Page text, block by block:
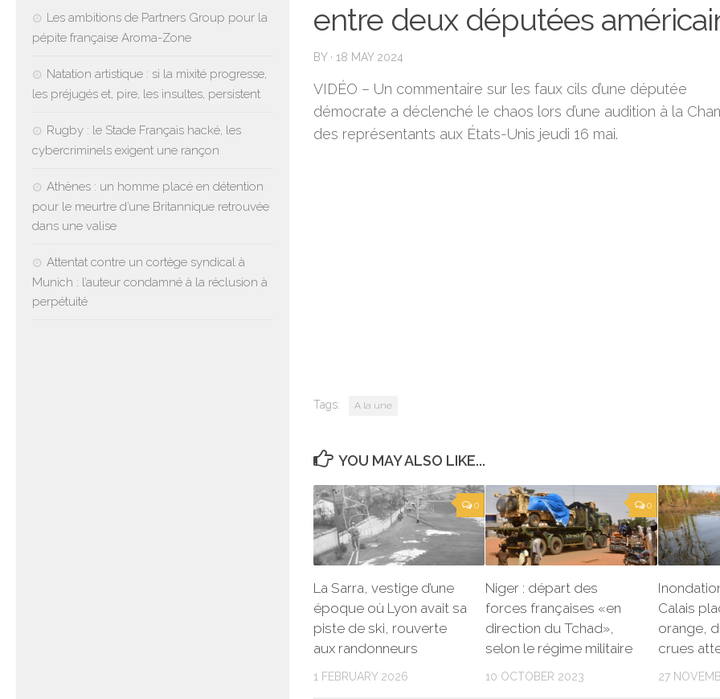
entre deux députées
BY · 18 MAY 2024
VIDÉO – Un commentaire sur les faux cils d’une députée
démocrate a déclenché le chaos lors d’une audition à la
des représentants aux États-Unis jeudi 16 mai.
Tags: A la une
YOU MAY ALSO LIKE...
0
La Sarra, vestige d’une
époque où Lyon avait sa
piste de ski, rouverte
aux randonneurs
1 FEBRUARY 2026
0
Niger : départ des
forces françaises «en
direction du Tchad»,
selon le régime militaire
10 OCTOBER 2023
Calais
orange,
crues
27
Les ambitions de Partners Group pour la
pépite française Aroma-Zone
Natation artistique : si la mixité progresse,
les préjugés et, pire, les insultes, persistent
Rugby : le Stade Français hacké, les
cybercriminels exigent une rançon
Athènes : un homme placé en détention
pour le meurtre d’une Britannique retrouvée
dans une valise
Attentat contre un cortège syndical à
Munich : l’auteur condamné à la réclusion à
perpétuité